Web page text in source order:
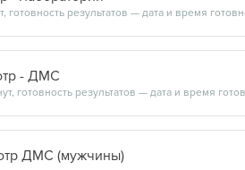
- ДМС
ДМС (мужчины)